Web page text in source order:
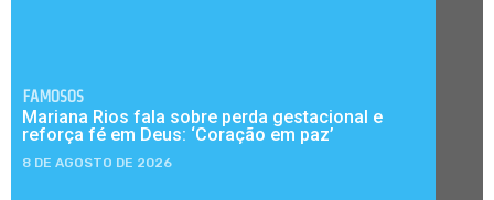
FAMOSOS
Mariana Rios fala sobre perda gestacional e
reforça fé em Deus: ‘Coração em paz’
8 DE AGOSTO DE 2026